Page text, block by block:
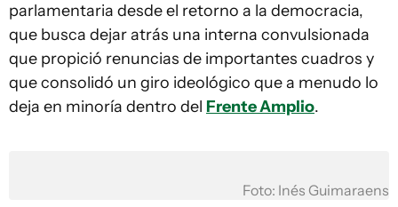
parlamentaria desde el retorno a la democracia,
que busca dejar atrás una interna convulsionada
que propició renuncias de importantes cuadros y
que consolidó un giro ideológico que a menudo lo
deja en minoría dentro del Frente Amplio.
Foto: Inés Guimaraens